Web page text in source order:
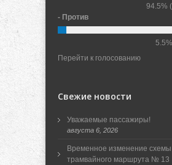
94.5%
- Против
5.5%
Перейти к голосованию
Свежие новости
Уважаемые пассажиры!
августа 6, 2026
Временное изменение
трамвайного маршрута № 13